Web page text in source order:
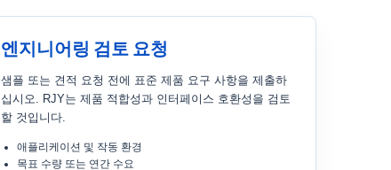
엔지니어링 검토 요청
샘플 또는 견적 요청 전에 표준 제품 요구 사항을 제출하
십시오. RJY는 제품 적합성과 인터페이스 호환성을 검토
할 것입니다.
애플리케이션 및 작동 환경
목표 수량 또는 연간 수요